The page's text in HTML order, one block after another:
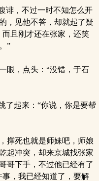
诽，不过一时不知怎么开
，见他不答，却就起了疑
且刚才还在张家，还笑
”
眼，点头：“没错，于石
了起来：“你说，你是要帮
撑死也就是师妹吧，师娘
起冲突，却来京城找张家
哥下手，不过他已经有了
，我已经知道了，要解